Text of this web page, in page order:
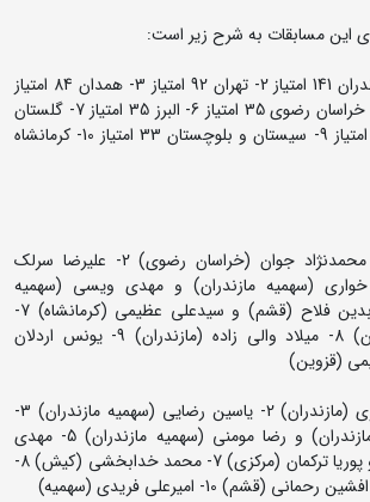
این مسابقات به شرح زیر است:
رده بندی تیمی: 1- مازندران 141 امتیاز 2- تهران 92 امتیاز 3- همدان 84 امتیاز
4- لرستان 44 امتیاز 5- خراسان رضوی 35 امتیاز 6- البرز 35 امتیاز 7- گلستان
34 امتیاز 8- کیش 34 امتیاز 9- سیستان و بلوچستان 33 امتیاز 10- کرمانشاه
57 کیلوگرم: 1- احمد محمدنژاد جوان (خراسان رضوی) 2- علیرضا سرلک
ابراهیم خواری (سهمیه مازندران) و مهدی ویسی (سهمیه
مازندران) 5- زین العابدین فلاح (قشم) و سیدعلی عظیمی (کرمانشاه) 7-
محمدرضا اسدی (تهران) 8- میلاد والی زاده (مازندران) 9- یونس اردلان
61 کیلوگرم: 1- رضا اطری (مازندران) 2- یاسین رضایی (سهمیه مازندران) 3-
پوریا کاظمی (سهمیه مازندران) و رضا مومنی (سهمیه مازندران) 5- مهدی
دشتی (سهمیه تهران) و پوریا ترکمان (مرکزی) 7- محمد خدابخشی (کیش) 8-